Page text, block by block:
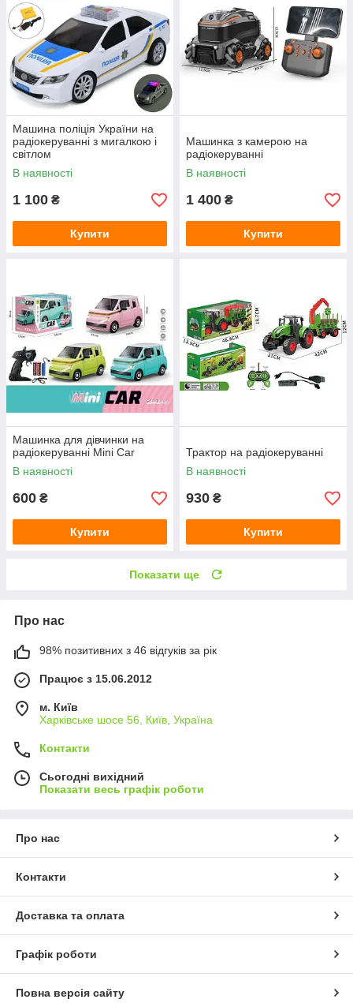
Машина поліція України на
радіокеруванні з мигалкою і
світлом
В наявності
1 100 ₴
Купити
Машинка з камерою на
радіокеруванні
В наявності
1 400 ₴
Купити
Машинка для дівчинки на
радіокеруванні Mini Car
В наявності
600 ₴
Купити
Трактор на радіокеруванні
В наявності
930 ₴
Купити
Показати ще
Про нас
98% позитивних з 46 відгуків за рік
Працює з 15.06.2012
м. Київ
Харківське шосе 56, Київ, Україна
Контакти
Сьогодні вихідний
Показати весь графік роботи
Про нас
Контакти
Доставка та оплата
Графік роботи
Повна версія сайту